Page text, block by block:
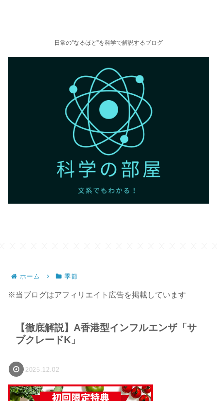
日常の”なるほど”を科学で解説するブログ
ホーム 季節
※当ブログはアフィリエイト広告を掲載しています
【徹底解説】A香港型インフルエンザ「サ
ブクレードK」
2025.12.02